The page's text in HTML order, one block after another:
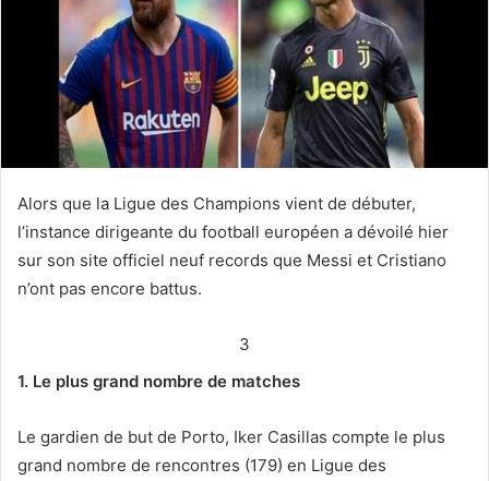
Alors que la Ligue des Champions vient de débuter,
l’instance dirigeante du football européen a dévoilé hier
sur son site officiel neuf records que Messi et Cristiano
n’ont pas encore battus.
3
1. Le plus grand nombre de matches
Le gardien de but de Porto, Iker Casillas compte le plus
grand nombre de rencontres (179) en Ligue des